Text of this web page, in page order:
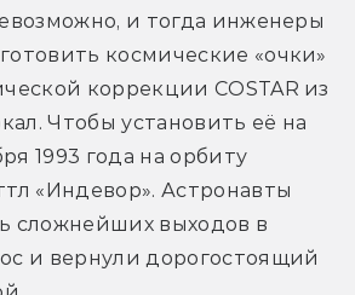
и тогда инженеры
космические «очки»
коррекции COSTAR из
Чтобы установить её на
1993 года на орбиту
«Индевор». Астронавты
сложнейших выходов в
и вернули дорогостоящий